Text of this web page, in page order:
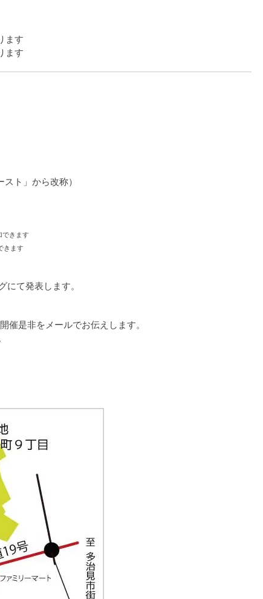
ます
ます
ト」から改称）
できます
きます
て発表します。
催是非をメールでお伝えします。